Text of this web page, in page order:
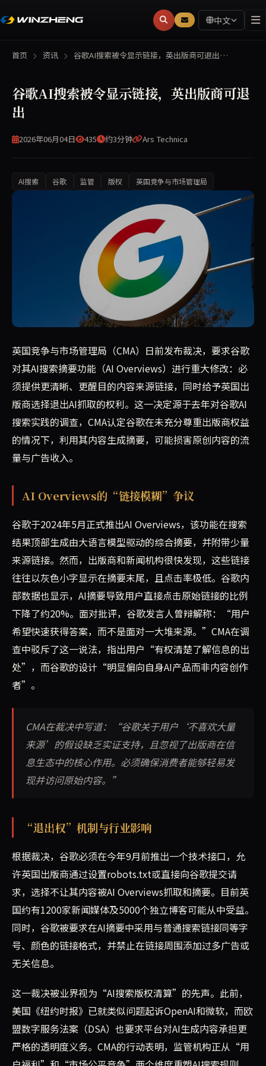
中文
首页 资讯 谷歌AI搜索被令显示链接，英出版商可退出…
谷歌AI搜索被令显示链接，英出版商可退
出
2026年06月04日 435 约3分钟 Ars Technica
AI搜索 谷歌 监管 版权 英国竞争与市场管理局
英国竞争与市场管理局（CMA）裁定，谷歌必须在其AI搜
英国竞争与市场管理局（CMA）日前发布裁决，要求谷歌
对其AI搜索摘要功能（AI Overviews）进行重大修改：必
须提供更清晰、更醒目的内容来源链接，同时给予英国出
版商选择退出AI抓取的权利。这一决定源于去年对谷歌AI
搜索实践的调查，CMA认定谷歌在未充分尊重出版商权益
的情况下，利用其内容生成摘要，可能损害原创内容的流
量与广告收入。
AI Overviews的“链接模糊”争议
谷歌于2024年5月正式推出AI Overviews，该功能在搜索
结果顶部生成由大语言模型驱动的综合摘要，并附带少量
来源链接。然而，出版商和新闻机构很快发现，这些链接
往往以灰色小字显示在摘要末尾，且点击率极低。谷歌内
部数据也显示，AI摘要导致用户直接点击原始链接的比例
下降了约20%。面对批评，谷歌发言人曾辩解称：“用户
希望快速获得答案，而不是面对一大堆来源。”CMA在调
查中驳斥了这一说法，指出用户“有权清楚了解信息的出
处”，而谷歌的设计“明显偏向自身AI产品而非内容创作
者”。
CMA在裁决中写道：“谷歌关于用户‘不喜欢大量
来源’的假设缺乏实证支持，且忽视了出版商在信
息生态中的核心作用。必须确保消费者能够轻易发
现并访问原始内容。”
“退出权”机制与行业影响
根据裁决，谷歌必须在今年9月前推出一个技术接口，允
许英国出版商通过设置robots.txt或直接向谷歌提交请
求，选择不让其内容被AI Overviews抓取和摘要。目前英
国约有1200家新闻媒体及5000个独立博客可能从中受益。
同时，谷歌被要求在AI摘要中采用与普通搜索链接同等字
号、颜色的链接格式，并禁止在链接周围添加过多广告或
无关信息。
这一裁决被业界视为“AI搜索版权清算”的先声。此前，
美国《纽约时报》已就类似问题起诉OpenAI和微软，而欧
盟数字服务法案（DSA）也要求平台对AI生成内容承担更
严格的透明度义务。CMA的行动表明，监管机构正从“用